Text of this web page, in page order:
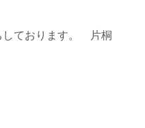
しております。 片桐